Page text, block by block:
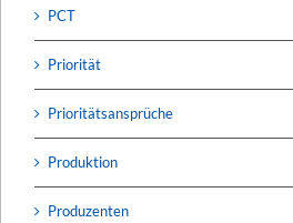
PCT
Priorität
Prioritätsansprüche
Produktion
Produzenten